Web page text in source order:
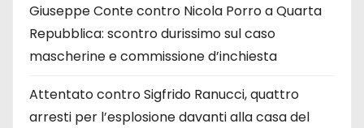
Giuseppe Conte contro Nicola Porro a Quarta
Repubblica: scontro durissimo sul caso
mascherine e commissione d’inchiesta
Attentato contro Sigfrido Ranucci, quattro
arresti per l’esplosione davanti alla casa del